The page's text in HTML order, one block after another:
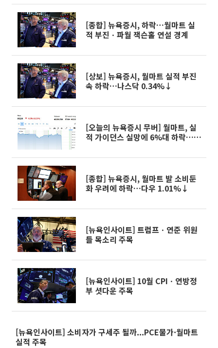
[종합] 뉴욕증시, 하락…월마트 실
적 부진ㆍ파월 잭슨홀 연설 경계
[상보] 뉴욕증시, 월마트 실적 부진
속 하락…나스닥 0.34%↓
[오늘의 뉴욕증시 무버] 월마트, 실
적 가이던스 실망에 6%대 하락…팔
[종합] 뉴욕증시, 월마트 발 소비둔
화 우려에 하락…다우 1.01%↓
[뉴욕인사이트] 트럼프ㆍ연준 위원
들 목소리 주목
[뉴욕인사이트] 10월 CPIㆍ연방정
부 셧다운 주목
[뉴욕인사이트] 소비자가 구세주 될까...PCE물가·월마트
실적 주목